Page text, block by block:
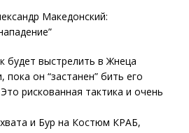
Македонский:
будет выстрелить в Жнеца
он “застанен” бить его
рискованная тактика и очень
и Бур на Костюм КРАБ,